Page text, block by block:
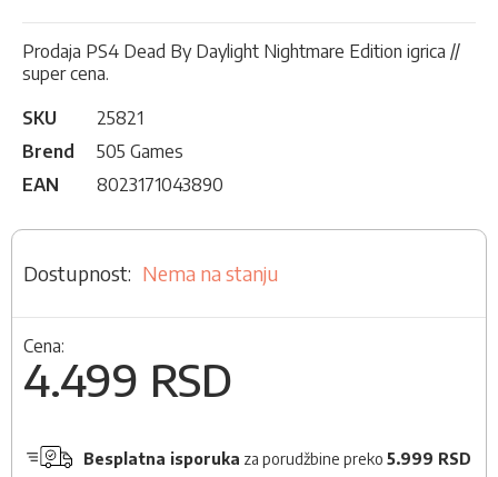
gallery
Prodaja PS4 Dead By Daylight Nightmare Edition igrica //
super cena.
SKU
25821
Brend
505 Games
EAN
8023171043890
Nema na stanju
Cena:
4.499 RSD
Besplatna isporuka za porudžbine preko 5.999 RSD